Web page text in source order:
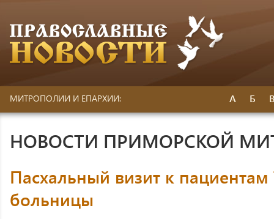
МИТРОПОЛИИ И ЕПАРХИИ: А Б
НОВОСТИ ПРИМОРСКОЙ
Пасхальный визит к
больницы